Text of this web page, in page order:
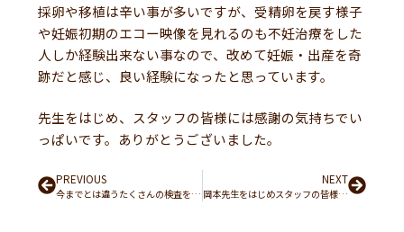
採卵や移植は辛い事が多いですが、受精卵を戻す様子
や妊娠初期のエコー映像を見れるのも不妊治療をした
人しか経験出来ない事なので、改めて妊娠・出産を奇
跡だと感じ、良い経験になったと思っています。
先生をはじめ、スタッフの皆様には感謝の気持ちでい
っぱいです。ありがとうございました。
PrevPREVIOUS
今までとは違うたくさんの検査をして頂いた印象が強かったです。そして原因が見つかり希望の光が見えた瞬間でした。
NEXT
岡本先生をはじめスタッフの皆様の優しさ、前向きな治療や言葉にとても励まされました。Next